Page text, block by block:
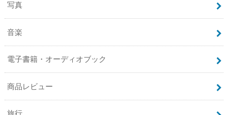
写真
音楽
電子書籍・オーディオブック
商品レビュー